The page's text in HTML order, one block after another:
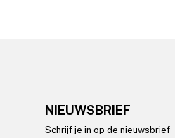
NIEUWSBRIEF
Schrijf je in op de nieuwsbrief